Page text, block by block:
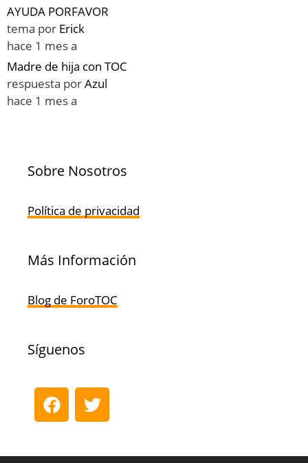
AYUDA PORFAVOR
tema por Erick
hace 1 mes a
Madre de hija con TOC
respuesta porAzul
hace 1 mes a
Sobre Nosotros
Política de privacidad
Más Información
Blog de ForoTOC
Síguenos